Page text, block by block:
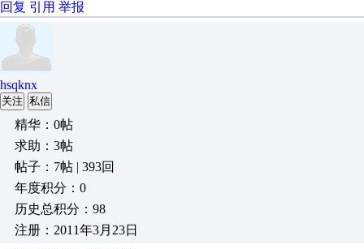
回复 引用 举报
hsqknx
关注 私信
精华：0帖
求助：3帖
帖子：7帖 | 393回
年度积分：0
历史总积分：98
注册：2011年3月23日